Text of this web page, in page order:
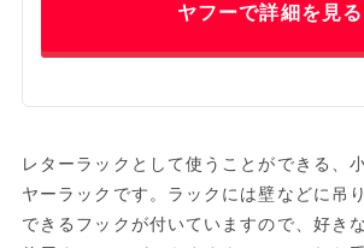
ヤフーで詳細を見る
レターラックとして使うことができる、
ヤーラックです。ラックには壁などに吊
できるフックが付いていますので、好き